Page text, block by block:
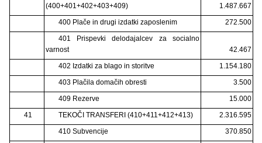
(400+401+402+403+409)
1.487.667
400 Plače in drugi izdatki zaposlenim
272.500
401 Prispevki delodajalcev za socialno
varnost
42.467
402 Izdatki za blago in storitve
1.154.180
403 Plačila domačih obresti
3.500
409 Rezerve
15.000
41
TEKOČI TRANSFERI (410+411+412+413)
2.316.595
410 Subvencije
370.850